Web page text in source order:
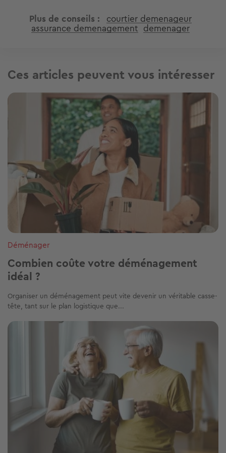
Plus de conseils courtier demenageur
assurance demenagement demenager
Ces articles peuvent vous intéresser
Image
Déménager
Combien coûte votre déménagement
idéal ?
Organiser un déménagement peut vite devenir un véritable casse-
tête, tant sur le plan logistique que...
Image